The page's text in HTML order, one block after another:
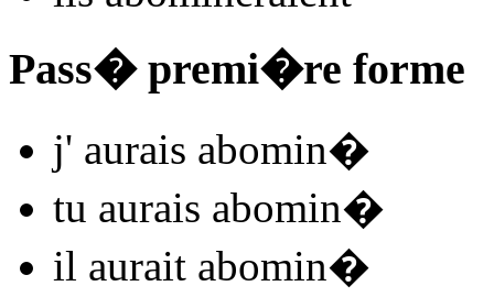
Pass� premi�re forme
j' aurais abomin�
tu aurais abomin�
il aurait abomin�